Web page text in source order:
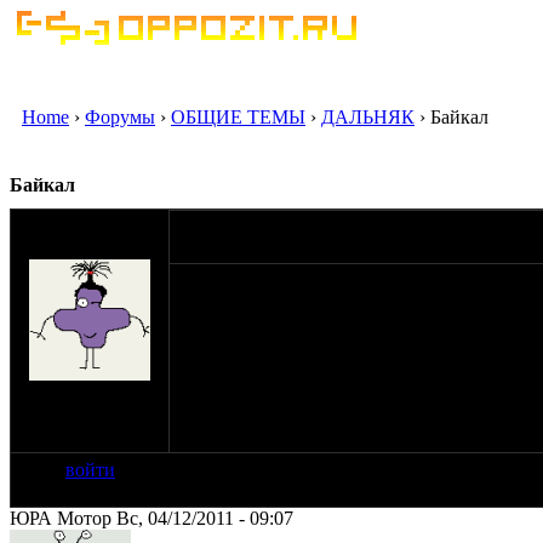
Home › Форумы › ОБЩИЕ ТЕМЫ › ДАЛЬНЯК › Байкал
Байкал
войти
ЮРА Мотор Вс, 04/12/2011 - 09:07